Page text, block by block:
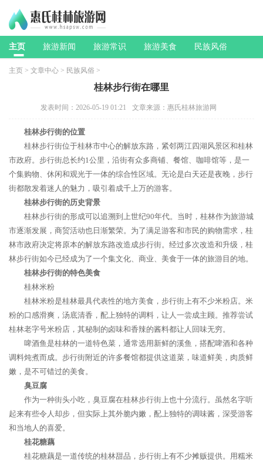
主页 旅游新闻 旅游常识 旅游美食 民族风俗
主页 > 文章中心 > 民族风俗 >
桂林步行街在哪里
发表时间：2026-05-19 01:21 文章来源：惠氏桂林旅游网
桂林步行街的位置
桂林步行街位于桂林市中心的解放东路，紧邻两江四湖风景区和桂林
市政府。步行街总长约1公里，沿街有众多商铺、餐馆、咖啡馆等，是一
个集购物、休闲和观光于一体的综合性区域。无论是白天还是夜晚，步行
街都散发着迷人的魅力，吸引着成千上万的游客。
桂林步行街的历史背景
桂林步行街的形成可以追溯到上世纪90年代。当时，桂林作为旅游城
市逐渐发展，商贸活动也日渐繁荣。为了满足游客和市民的购物需求，桂
林市政府决定将原本的解放东路改造成步行街。经过多次改造和升级，桂
林步行街如今已经成为了一个集文化、商业、美食于一体的旅游目的地。
桂林步行街的特色美食
桂林米粉
桂林米粉是桂林最具代表性的地方美食，步行街上有不少米粉店。米
粉的口感滑爽，汤底清香，配上独特的调料，让人一尝成主顾。推荐尝试
桂林老字号米粉店，其秘制的卤味和香辣的酱料都让人回味无穷。
啤酒鱼是桂林的一道特色菜，通常选用新鲜的溪鱼，搭配啤酒和各种
调料炖煮而成。步行街附近的许多餐馆都提供这道菜，味道鲜美，肉质鲜
嫩，是不可错过的美食。
臭豆腐
作为一种街头小吃，臭豆腐在桂林步行街上也十分流行。虽然名字听
起来有些令人却步，但实际上其外脆内嫩，配上独特的调味酱，深受游客
和当地人的喜爱。
桂花糖藕
桂花糖藕是一道传统的桂林甜品，步行街上有不少摊贩提供。用糯米